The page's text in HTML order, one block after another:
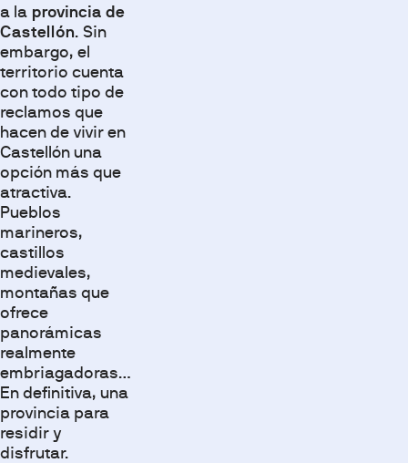
a la provincia de
Castellón. Sin
embargo, el
territorio cuenta
con todo tipo de
reclamos que
hacen de vivir en
Castellón una
opción más que
atractiva.
Pueblos
marineros,
castillos
medievales,
montañas que
ofrece
panorámicas
realmente
embriagadoras…
En definitiva, una
provincia para
residir y
disfrutar.